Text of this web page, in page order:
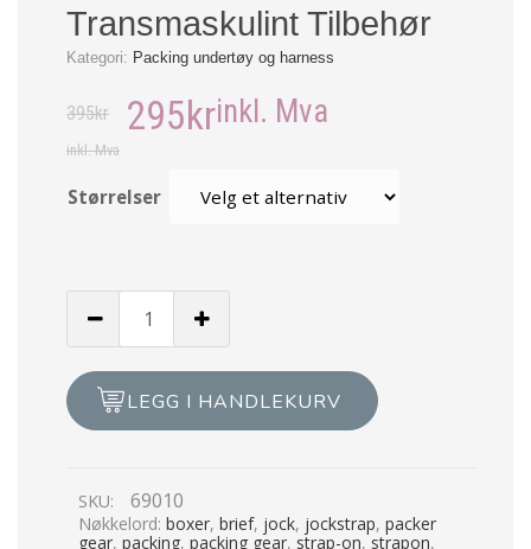
Transmaskulint Tilbehør
Kategori: Packing undertøy og harness
395kr
inkl. Mva
295krinkl. Mva
Størrelser
Harness
-
antall
LEGG I HANDLEKURV
SKU: 69010
Nøkkelord: boxer, brief, jock, jockstrap, packer
gear, packing, packing gear, strap-on,strapon,